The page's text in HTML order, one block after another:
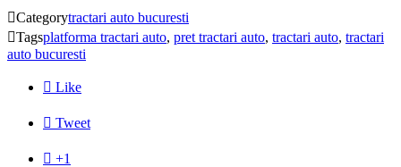
Categorytractari auto bucuresti
Tagsplatforma tractari auto, pret tractari auto, tractari auto, tractari
auto bucuresti
 Like
 Tweet
 +1